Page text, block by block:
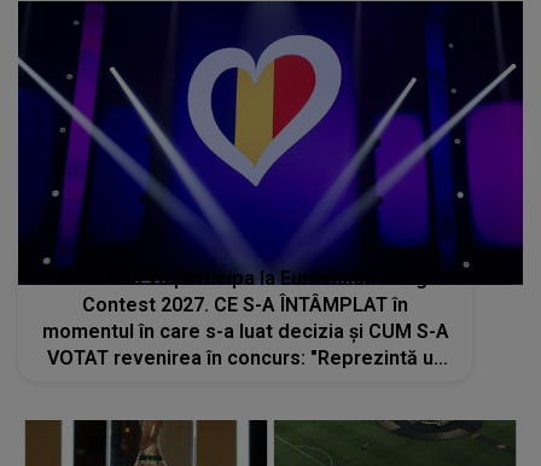
România va participa la Eurovision Song
Contest 2027. CE S-A ÎNTÂMPLAT în
momentul în care s-a luat decizia și CUM S-A
VOTAT revenirea în concurs: "Reprezintă un